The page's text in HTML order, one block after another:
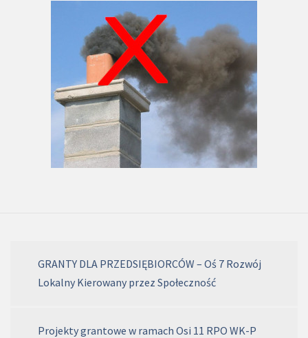
GRANTY DLA PRZEDSIĘBIORCÓW – Oś 7 Rozwój
Lokalny Kierowany przez Społeczność
Projekty grantowe w ramach Osi 11 RPO WK-P